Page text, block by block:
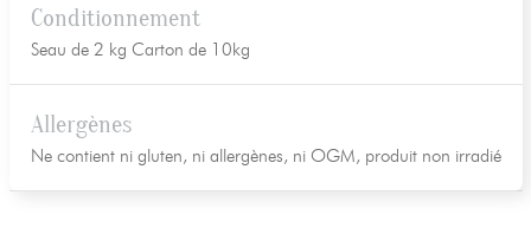
Conditionnement
Seau de 2 kg Carton de 10kg
Allergènes
Ne contient ni gluten, ni allergènes, ni OGM, produit non irradié